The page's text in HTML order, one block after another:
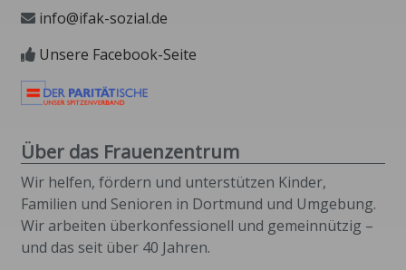
info@ifak-sozial.de
Unsere Facebook-Seite
Über das Frauenzentrum
Wir helfen, fördern und unterstützen Kinder,
Familien und Senioren in Dortmund und Umgebung.
Wir arbeiten überkonfessionell und gemeinnützig –
und das seit über 40 Jahren.